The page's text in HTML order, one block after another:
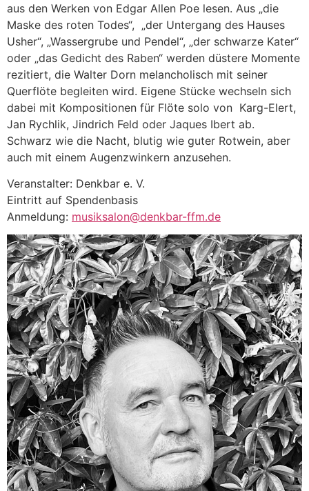
aus den Werken von Edgar Allen Poe lesen. Aus „die
Maske des roten Todes“, „der Untergang des Hauses
Usher“, „Wassergrube und Pendel“, „der schwarze Kater“
oder „das Gedicht des Raben“ werden düstere Momente
rezitiert, die Walter Dorn melancholisch mit seiner
Querflöte begleiten wird. Eigene Stücke wechseln sich
dabei mit Kompositionen für Flöte solo von Karg-Elert,
Jan Rychlik, Jindrich Feld oder Jaques Ibert ab.
Schwarz wie die Nacht, blutig wie guter Rotwein, aber
auch mit einem Augenzwinkern anzusehen.
Veranstalter: Denkbar e. V.
Eintritt auf Spendenbasis
Anmeldung: musiksalon@denkbar-ffm.de